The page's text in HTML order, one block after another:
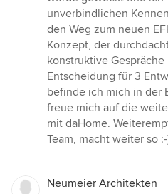
5
Sternen
unverbindlichen
den Weg zum neuen
Konzept, der
konstruktive
Entscheidung für 3
befinde ich mich in der
freue mich auf die
mit daHome.
Team, macht weiter so :-
Neumeier Architekten